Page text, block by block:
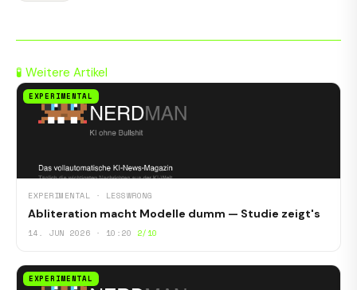
🧪 Weitere Artikel
EXPERIMENTAL
EXPERIMENTAL · LESSWRONG
Abliteration macht Modelle dumm — Studie zeigt's
14. JUN 2026 · 10:20 2/10
EXPERIMENTAL